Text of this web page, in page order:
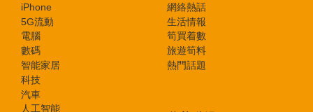
iPhone
5G流動
電腦
數碼
智能家居
科技
汽車
人工智能
網絡熱話
生活情報
筍買着數
旅遊筍料
熱門話題